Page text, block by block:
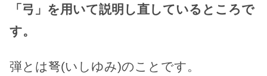
「弓」を用いて説明し直しているところで
す。
弾とは弩(いしゆみ)のことです。